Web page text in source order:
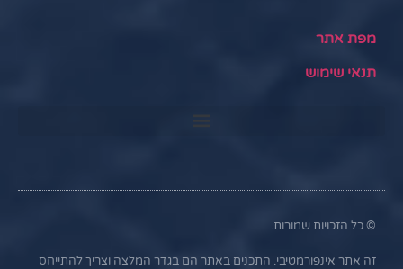
מפת אתר
תנאי שימוש
© כל הזכויות שמורות.
זה אתר אינפורמטיבי. התכנים באתר הם בגדר המלצה וצריך להתייחס